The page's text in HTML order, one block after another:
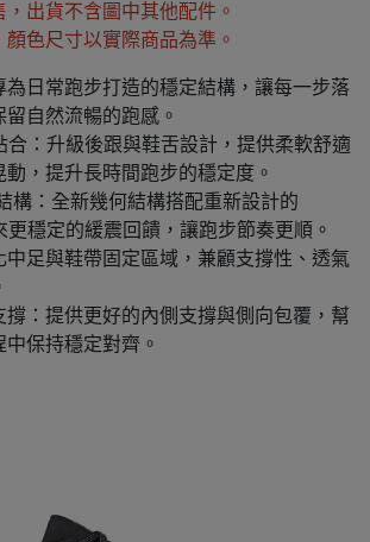
出貨不含圖中其他配件。
色尺寸以實際商品為準。
為日常跑步打造的穩定結構，讓每一步落
自然流暢的跑感。
合：升級後跟與鞋舌設計，提供柔軟舒適
，提升長時間跑步的穩定度。
構：全新幾何結構搭配重新設計的
更穩定的緩震回饋，讓跑步節奏更順。
中足與鞋帶固定區域，兼顧支撐性、透氣
撐：提供更好的內側支撐與側向包覆，幫
保持穩定對齊。